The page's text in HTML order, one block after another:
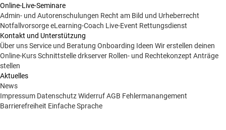
Online-Live-Seminare
Admin- und Autorenschulungen Recht am Bild und Urheberrecht
NotfallvorsorgeeLearning-Coach Live-Event Rettungsdienst
Kontakt und Unterstützung
Über unsService und Beratung Onboarding Ideen Wir erstellen deinen
Online-KursSchnittstelle drkserver Rollen- und Rechtekonzept Anträge
stellen
Aktuelles
News
Impressum DatenschutzWiderrufAGB Fehlermanangement
Barrierefreiheit Einfache Sprache